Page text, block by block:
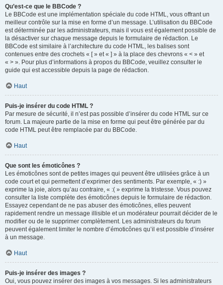
Qu’est-ce que le BBCode ?
Le BBCode est une implémentation spéciale du code HTML, vous offrant un
meilleur contrôle sur la mise en forme d’un message. L’utilisation du BBCode
est déterminée par les administrateurs, mais il vous est également possible de
la désactiver sur chaque message depuis le formulaire de rédaction. Le
BBCode est similaire à l’architecture du code HTML, les balises sont
contenues entre des crochets « [ » et « ] » à la place des chevrons « < » et
« > ». Pour plus d’informations à propos du BBCode, veuillez consulter le
guide qui est accessible depuis la page de rédaction.
Haut
Puis-je insérer du code HTML ?
Par mesure de sécurité, il n’est pas possible d’insérer du code HTML sur ce
forum. La majeure partie de la mise en forme qui peut être générée par du
code HTML peut être remplacée par du BBCode.
Haut
Que sont les émoticônes ?
Les émoticônes sont de petites images qui peuvent être utilisées grâce à un
code court et qui permettent d’exprimer des sentiments. Par exemple, « :) »
exprime la joie, alors qu’au contraire, « :( » exprime la tristesse. Vous pouvez
consulter la liste complète des émoticônes depuis le formulaire de rédaction.
Essayez cependant de ne pas abuser des émoticônes, elles peuvent
rapidement rendre un message illisible et un modérateur pourrait décider de le
modifier ou de le supprimer complètement. Les administrateurs du forum
peuvent également limiter le nombre d’émoticônes qu’il est possible d’insérer
à un message.
Haut
Puis-je insérer des images ?
Oui, vous pouvez insérer des images à vos messages. Si les administrateurs